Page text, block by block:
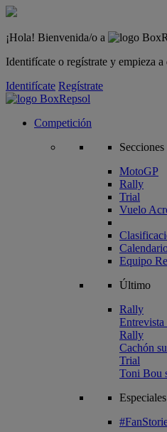
¡Hola! Bienvenida/o a
Identifícate o regístrate y empieza
Identifícate Regístrate
Competición
Secciones
MotoGP
Rally
Trial
Vuelo
Equipo
Último
Rally
Entrevista
Rally
Cachón
Trial
Toni Bou
Especiales